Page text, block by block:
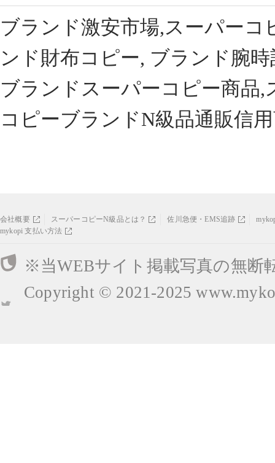
ブランド激安市場,スーパー
ンド財布コピー, ブランド腕
ブランドスーパーコピー商品
コピーブランドN級品通販信
会社概要 スーパーコピーN級品とは？ 佐川急便・EMS追跡
mykopi 支払い方法
※当WEBサイト掲載写真の無断
Copyright © 2021-2025